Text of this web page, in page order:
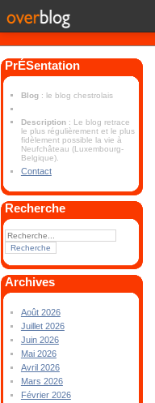
PrÉSentation
Blog : le blog chestrolais
Description : Le blog retrace
le plus régulièrement et le plus
fidèlement possible la vie à
Neufchâteau (Luxembourg-
Belgique).
Contact
Recherche
Archives
Août 2026
Juillet 2026
Juin 2026
Mai 2026
Avril 2026
Mars 2026
Février 2026